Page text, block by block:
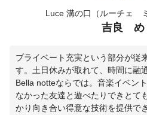
Luce 溝の口（ルーチェ
吉良 め
プライベート充実という部分が従
す。土日休みが取れて、時間に融
Bella notteならでは。音楽イベン
なかった友達と遊べたりできとて
かり向き合い得意な技術を提供で